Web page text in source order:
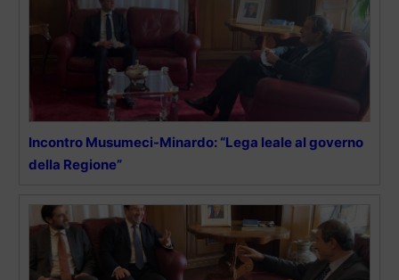
Incontro Musumeci-Minardo: “Lega leale al governo
della Regione”